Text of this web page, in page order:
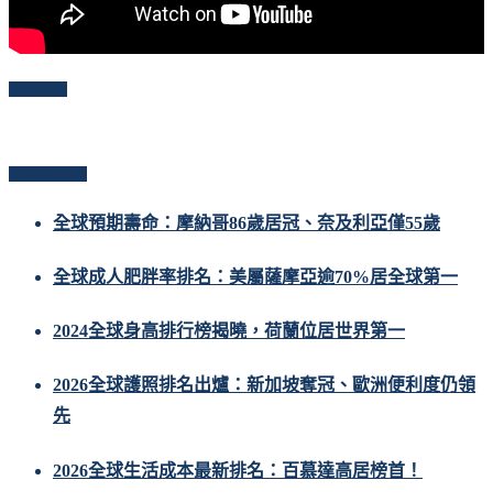
全球預期壽命：摩納哥86歲居冠、奈及利亞僅55歲
全球成人肥胖率排名：美屬薩摩亞逾70%居全球第一
2024全球身高排行榜揭曉，荷蘭位居世界第一
2026全球護照排名出爐：新加坡奪冠、歐洲便利度仍領
先
2026全球生活成本最新排名：百慕達高居榜首！